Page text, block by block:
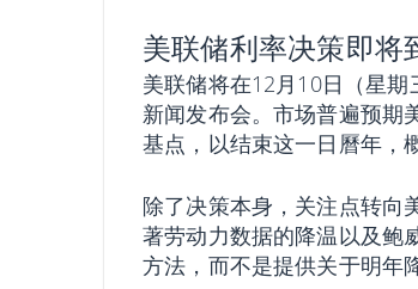
美联储利率决策即将
美联储将在12月10日（星期
新闻发布会。市场普遍预期
基点，以结束这一日曆年，
除了决策本身，关注点转向
著劳动力数据的降温以及鲍
方法，而不是提供关于明年